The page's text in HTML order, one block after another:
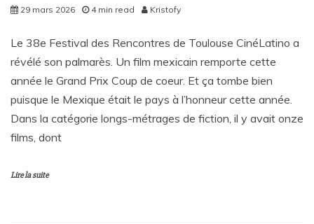
29 mars 2026 4 min read Kristofy
Le 38e Festival des Rencontres de Toulouse CinéLatino a
révélé son palmarès. Un film mexicain remporte cette
année le Grand Prix Coup de coeur. Et ça tombe bien
puisque le Mexique était le pays à l’honneur cette année.
Dans la catégorie longs-métrages de fiction, il y avait onze
films, dont
Lire la suite